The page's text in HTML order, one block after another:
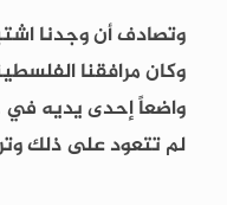
وتصادف أن وجدنا
وكان مرافقنا
واضعاً إحدى يديه في
لم تتعود على ذلك